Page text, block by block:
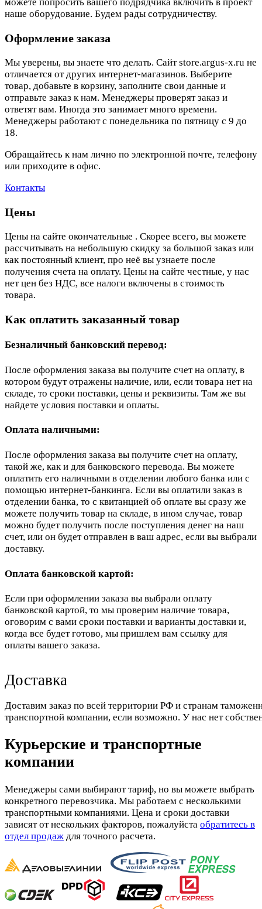
наше оборудование. Будем рады сотрудничеству.
Оформление заказа
Мы уверены, вы знаете что делать. Сайт store.argus-x.ru не
отличается от других интернет-магазинов. Выберите
товар, добавьте в корзину, заполните свои данные и
отправьте заказ к нам. Менеджеры проверят заказ и
ответят вам. Иногда это занимает много времени.
Менеджеры работают с понедельника по пятницу с 9 до
18.
Обращайтесь к нам лично по электронной почте, телефону
или приходите в офис.
Контакты
Цены
Цены на сайте окончательные . Скорее всего, вы можете
рассчитывать на небольшую скидку за большой заказ или
как постоянный клиент, про неё вы узнаете после
получения счета на оплату. Цены на сайте честные, у нас
нет цен без НДС, все налоги включены в стоимость
товара.
Как оплатить заказанный товар
Безналичный банковский перевод:
После оформления заказа вы получите счет на оплату, в
котором будут отражены наличие, или, если товара нет на
складе, то сроки поставки, цены и реквизиты. Там же вы
найдете условия поставки и оплаты.
Оплата наличными:
После оформления заказа вы получите счет на оплату,
такой же, как и для банковского перевода. Вы можете
оплатить его наличными в отделении любого банка или с
помощью интернет-банкинга. Если вы оплатили заказ в
отделении банка, то с квитанцией об оплате вы сразу же
можете получить товар на складе, в ином случае, товар
можно будет получить после поступления денег на наш
счет, или он будет отправлен в ваш адрес, если вы выбрали
доставку.
Оплата банковской картой:
Если при оформлении заказа вы выбрали оплату
банковской картой, то мы проверим наличие товара,
оговорим с вами сроки поставки и варианты доставки и,
когда все будет готово, мы пришлем вам ссылку для
оплаты вашего заказа.
Доставка
Доставим заказ по всей территории РФ и странам
транспортной компании, если возможно. У нас нет
Курьерские и транспортные
компании
Менеджеры сами выбирают тариф, но вы можете выбрать
конкретного перевозчика. Мы работаем с несколькими
транспортными компаниями. Цена и сроки доставки
зависят от нескольких факторов, пожалуйста обратитесь в
отдел продаж для точного расчета.